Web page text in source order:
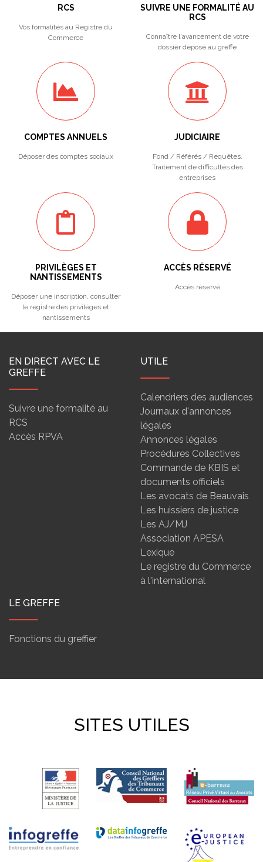
RCS
Vos formalités au Registre du
Commerce
SUIVRE UNE FORMALITÉ AU
RCS
Connaître l'avancement de votre
dossier déposé au greffe
COMPTES ANNUELS
Déposer des comptes sociaux
JUDICIAIRE
Fond / Référés / Requêtes.
Traitement de difficultés des
entreprises
PRIVILÈGES ET
NANTISSEMENTS
Déposer une inscription, consulter
le registre des privilèges et
nantissements
ACCÈS RÉSERVÉ
Accès réservé
EN DIRECT AVEC LE
GREFFE
Suivre une formalité au
RCS
Accès RPVA
UTILE
Calendriers des audiences
Journaux d'annonces
légales
Annonces légales
Procédures Collectives
Commande de KBIS et
documents officiels
Les avocats de Beauvais
Les huissiers de justice
Les AJ/MJ
Association APESA
Lexique
Le registre du Commerce
à l'international
LE GREFFE
Fonctions du greffier
SITES UTILES